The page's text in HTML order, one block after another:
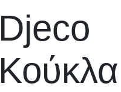
Djeco
Κούκλα